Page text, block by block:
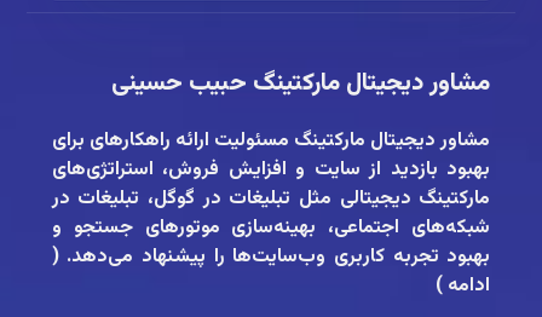
مشاور دیجیتال مارکتینگ حبیب حسینی
مشاور دیجیتال مارکتینگ مسئولیت ارائه راهکارهای برای
بهبود بازدید از سایت و افزایش فروش، استراتژی‌های
مارکتینگ دیجیتالی مثل تبلیغات در گوگل، تبلیغات در
شبکه‌های اجتماعی، بهینه‌سازی موتورهای جستجو و
بهبود تجربه کاربری وب‌سایت‌ها را پیشنهاد می‌دهد. (
ادامه )